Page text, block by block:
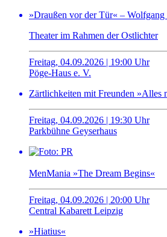
»Draußen vor der Tür« –
Theater im Rahmen der Ostlichter
Freitag, 04.09.2026 | 19:00 Uhr
Pöge-Haus e. V.
Zärtlichkeiten mit Freunden »Alles
Freitag, 04.09.2026 | 19:30 Uhr
Parkbühne Geyserhaus
MenMania »The Dream Begins«
Freitag, 04.09.2026 | 20:00 Uhr
Central Kabarett Leipzig
»Hiatius«